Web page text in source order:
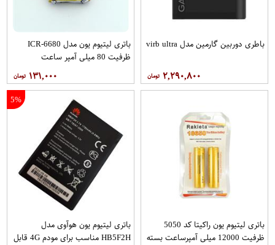
باطری دوربین گارمین مدل virb ultra
۲,۲۹۰,۸۰۰
باتری لیتیوم یون مدل ICR-6680
ظرفیت 80 میلی آمپر ساعت
۱۳۱,۰۰۰
باتری لیتیوم یون راکیتا کد 5050
ظرفیت 12000 میلی آمپرساعت بسته
5%
باتری لیتیوم یون هوآوی مدل
HB5F2H مناسب برای مودم 4G قابل